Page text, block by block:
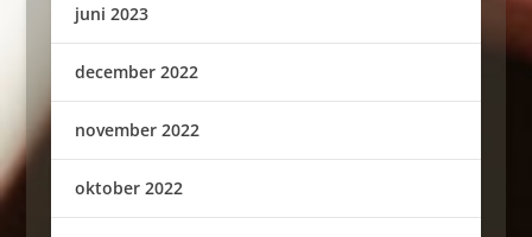
juni 2023
december 2022
november 2022
oktober 2022